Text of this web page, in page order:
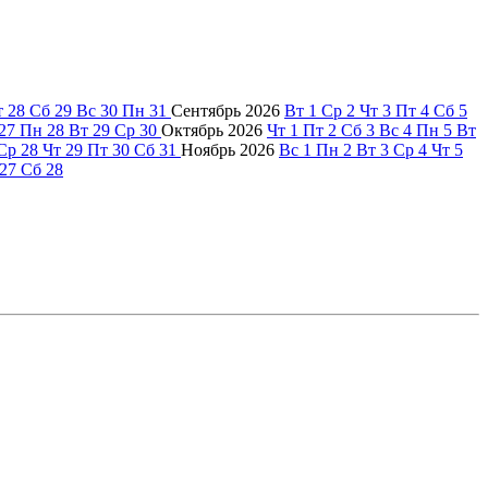
28 Сб 29 Вс 30 Пн 31 Сентябрь 2026 Вт 1 Ср 2 Чт 3 Пт 4 Сб 5
27 Пн 28 Вт 29 Ср 30 Октябрь 2026 Чт 1 Пт 2 Сб 3 Вс 4 Пн 5 Вт
28 Чт 29 Пт 30 Сб 31 Ноябрь 2026 Вс 1 Пн 2 Вт 3 Ср 4 Чт 5
27 Сб 28